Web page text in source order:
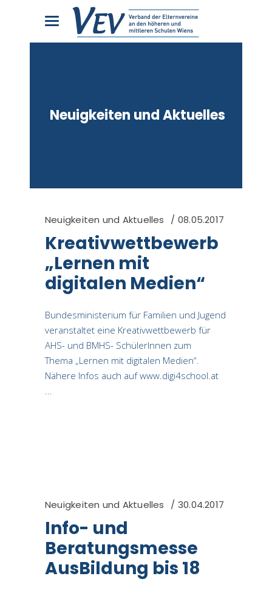
Neuigkeiten und Aktuelles
Neuigkeiten und Aktuelles 08.05.2017
Kreativwettbewerb
„Lernen mit
digitalen Medien“
Bundesministerium für Familien und Jugend
veranstaltet eine Kreativwettbewerb für
AHS- und BMHS- SchülerInnen zum
Thema „Lernen mit digitalen Medien“.
Nähere Infos auch auf www.digi4school.at
Neuigkeiten und Aktuelles 30.04.2017
Info- und
Beratungsmesse
AusBildung bis 18